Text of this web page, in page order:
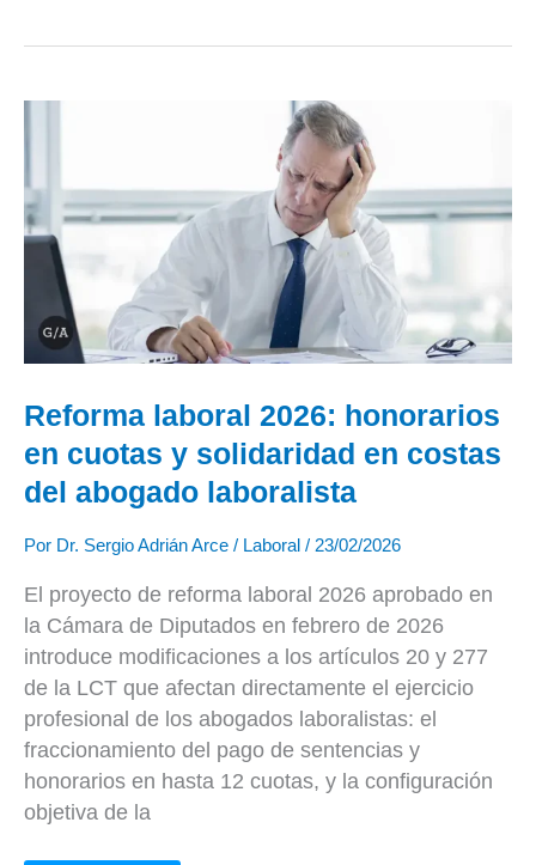
Reforma laboral 2026: honorarios
en cuotas y solidaridad en costas
del abogado laboralista
Por Dr. Sergio Adrián Arce / Laboral / 23/02/2026
El proyecto de reforma laboral 2026 aprobado en
la Cámara de Diputados en febrero de 2026
introduce modificaciones a los artículos 20 y 277
de la LCT que afectan directamente el ejercicio
profesional de los abogados laboralistas: el
fraccionamiento del pago de sentencias y
honorarios en hasta 12 cuotas, y la configuración
objetiva de la
en
cuotas
y
solidaridad
en
costas
del
abogado
laboralista